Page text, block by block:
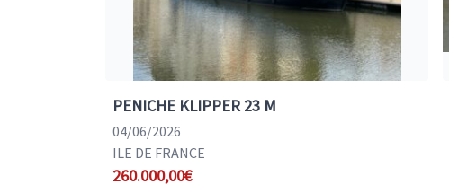
PENICHE KLIPPER 23 M
04/06/2026
ILE DE FRANCE
260.000,00€